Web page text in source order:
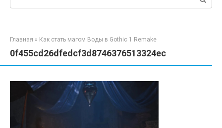
Главная » Как стать магом Воды в Gothic 1 Remake
0f455cd26dfedcf3d8746376513324ec